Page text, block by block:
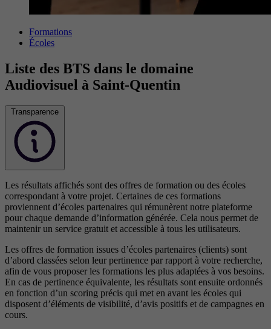
Formations
Écoles
Liste des BTS dans le domaine
Audiovisuel à Saint-Quentin
Transparence
Les résultats affichés sont des offres de formation ou des écoles
correspondant à votre projet. Certaines de ces formations
proviennent d’écoles partenaires qui rémunèrent notre plateforme
pour chaque demande d’information générée. Cela nous permet de
maintenir un service gratuit et accessible à tous les utilisateurs.
Les offres de formation issues d’écoles partenaires (clients) sont
d’abord classées selon leur pertinence par rapport à votre recherche,
afin de vous proposer les formations les plus adaptées à vos besoins.
En cas de pertinence équivalente, les résultats sont ensuite ordonnés
en fonction d’un scoring précis qui met en avant les écoles qui
disposent d’éléments de visibilité, d’avis positifs et de campagnes en
cours.